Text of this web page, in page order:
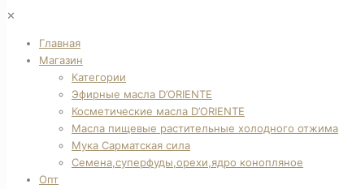
✕
Главная
Магазин
Категории
Эфирные масла D’ORIENTE
Косметические масла D’ORIENTE
Масла пищевые растительные холодного отжима
Мука Сарматская сила
Семена,суперфуды,орехи,ядро конопляное
Опт